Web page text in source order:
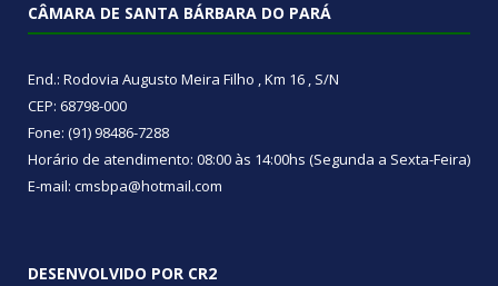
CÂMARA DE SANTA BÁRBARA DO PARÁ
End.: Rodovia Augusto Meira Filho , Km 16 , S/N
CEP: 68798-000
Fone: (91) 98486-7288
Horário de atendimento: 08:00 às 14:00hs (Segunda a Sexta-Feira)
E-mail: cmsbpa@hotmail.com
DESENVOLVIDO POR CR2